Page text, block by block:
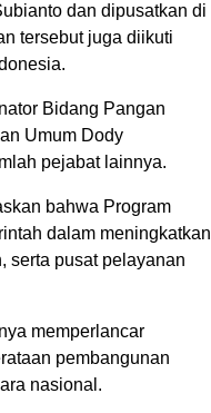
dan dipusatkan di
tersebut juga diikuti
Bidang Pangan
Umum Dody
pejabat lainnya.
bahwa Program
dalam meningkatkan
serta pusat pelayanan
memperlancar
pembangunan
nasional.